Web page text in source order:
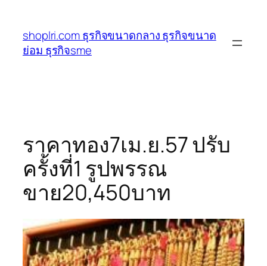
เนื้อหา
shoplri.com ธุรกิจขนาดกลาง ธุรกิจขนาด
ย่อม ธุรกิจsme
ราคาทอง7เม.ย.57 ปรับ
ครั้งที่1 รูปพรรณ
ขาย20,450บาท